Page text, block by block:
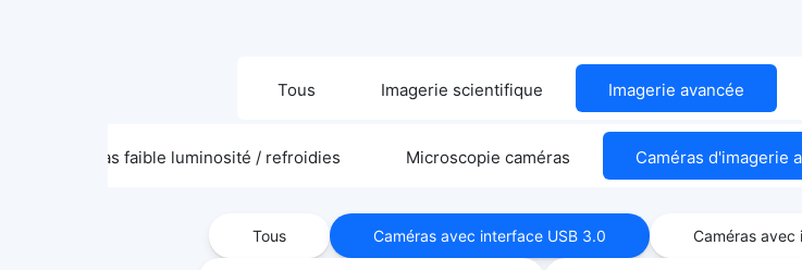
Tous Imagerie scientifique Imagerie avancée
Caméras faible luminosité / refroidies Microscopie caméras Caméras d'imagerie
Tous Caméras avec interface USB 3.0 Caméras avec